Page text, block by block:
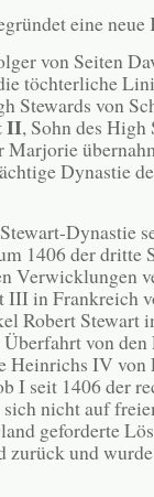
eine
von Seiten
töchterliche
Stewards von
II, Sohn des
Marjorie
Dynastie
Dynastie
1406 der dritte
Verwicklungen
III in Frankreich
Robert Stewart
von
Heinrichs IV
I seit 1406 der
nicht auf
geforderte
zurück und